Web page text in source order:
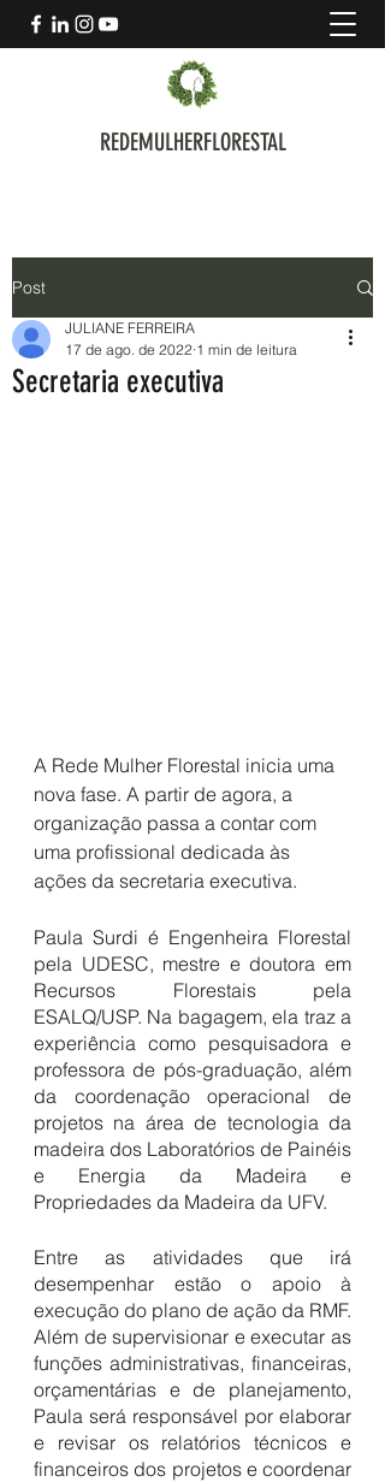
REDEMULHERFLORESTAL
Post
Secretaria executiva
JULIANE FERREIRA
17 de ago. de 2022 1 min de leitura
A Rede Mulher Florestal inicia uma
nova fase. A partir de agora, a
organização passa a contar com
uma profissional dedicada às
ações da secretaria executiva.
Paula Surdi é Engenheira Florestal
pela UDESC, mestre e doutora em
Recursos Florestais pela
ESALQ/USP. Na bagagem, ela traz a
experiência como pesquisadora e
professora de pós-graduação, além
da coordenação operacional de
projetos na área de tecnologia da
madeira dos Laboratórios de Painéis
e Energia da Madeira e
Propriedades da Madeira da UFV.
Entre as atividades que irá
desempenhar estão o apoio à
execução do plano de ação da RMF.
Além de supervisionar e executar as
funções administrativas, financeiras,
orçamentárias e de planejamento,
Paula será responsável por elaborar
e revisar os relatórios técnicos e
financeiros dos projetos e coordenar